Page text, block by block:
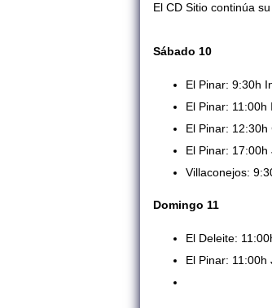
El CD Sitio continúa
Sábado 10
El Pinar: 9:30h
El Pinar: 11:00h
El Pinar: 12:30h
El Pinar: 17:00h
Villaconejos:
Domingo 11
El Deleite:
El Pinar: 11:00h